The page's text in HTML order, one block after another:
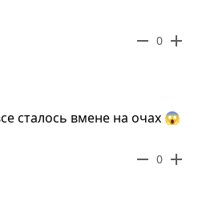
remove 0 add
сталось вмене на очах 😱
remove 0 add